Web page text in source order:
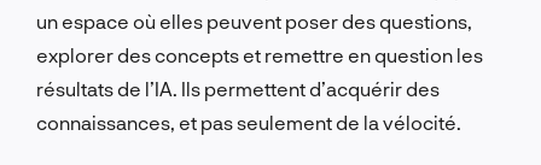
un espace où elles peuvent poser des questions,
explorer des concepts et remettre en question les
résultats de l’IA. Ils permettent d’acquérir des
connaissances, et pas seulement de la vélocité.